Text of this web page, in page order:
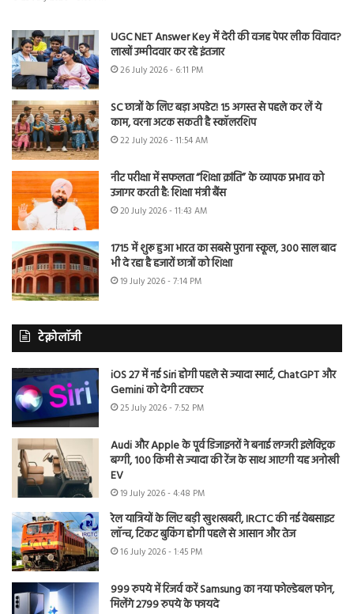
UGC NET Answer Key में देरी की वजह पेपर लीक विवाद?
लाखों उम्मीदवार कर रहे इंतजार
26 July 2026 - 6:11 PM
SC छात्रों के लिए बड़ा अपडेट! 15 अगस्त से पहले कर लें ये
काम, वरना अटक सकती है स्कॉलरशिप
22 July 2026 - 11:54 AM
नीट परीक्षा में सफलता “शिक्षा क्रांति” के व्यापक प्रभाव को
उजागर करती है: शिक्षा मंत्री बैंस
20 July 2026 - 11:43 AM
1715 में शुरू हुआ भारत का सबसे पुराना स्कूल, 300 साल बाद
भी दे रहा है हजारों छात्रों को शिक्षा
19 July 2026 - 7:14 PM
टेक्नोलॉजी
iOS 27 में नई Siri होगी पहले से ज्यादा स्मार्ट, ChatGPT और
Gemini को देगी टक्कर
25 July 2026 - 7:52 PM
Audi और Apple के पूर्व डिजाइनरों ने बनाई लग्जरी इलेक्ट्रिक
बग्गी, 100 किमी से ज्यादा की रेंज के साथ आएगी यह अनोखी
EV
19 July 2026 - 4:48 PM
रेल यात्रियों के लिए बड़ी खुशखबरी, IRCTC की नई वेबसाइट
लॉन्च, टिकट बुकिंग होगी पहले से आसान और तेज
16 July 2026 - 1:45 PM
999 रुपये में रिजर्व करें Samsung का नया फोल्डेबल फोन,
मिलेंगे 2799 रुपये के फायदे